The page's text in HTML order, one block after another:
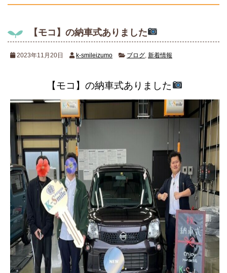
【モコ】の納車式ありました
2023年11月20日 k-smileizumo ブログ 新着情報
【モコ】の納車式ありました